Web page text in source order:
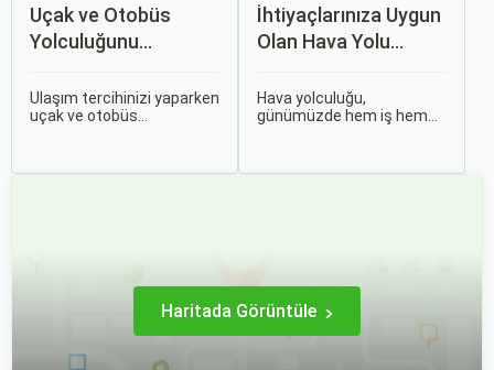
Uçak ve Otobüs
Yolculuğunu
Sizin İçin Uygun?
Ulaşım tercihinizi yaparken
uçak ve otobüs
İhtiyaçlarınıza Uygun
Olan Hava Yolu
Seçersiniz?
Hava yolculuğu,
günümüzde hem iş hem
Haritada Görüntüle